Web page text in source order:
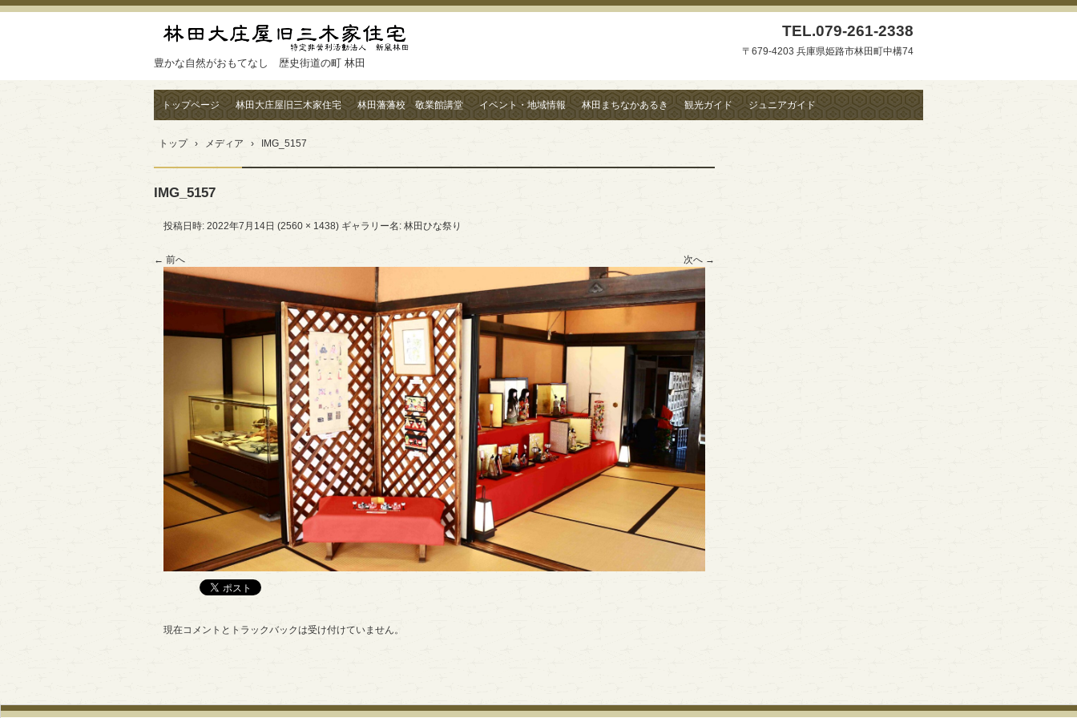
豊かな自然がおもてなし 歴史街道の町 林田
TEL.079-261-2338
〒679-4203 兵庫県姫路市林田町中構74
トップページ 林田大庄屋旧三木家住宅 林田藩藩校 敬業館講堂 イベント・地域情報 林田まちなかあるき 観光ガイド ジュニアガイド
トップ › メディア › IMG_5157
IMG_5157
投稿日時: 2022年7月14日 (2560 × 1438) ギャラリー名: 林田ひな祭り
← 前へ 次へ →
現在コメントとトラックバックは受け付けていません。